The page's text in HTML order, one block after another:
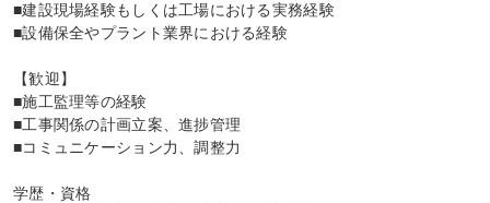
■建設現場経験もしくは工場における実務経験
■設備保全やプラント業界における経験
【歓迎】
■施工監理等の経験
■工事関係の計画立案、進捗管理
■コミュニケーション力、調整力
学歴・資格